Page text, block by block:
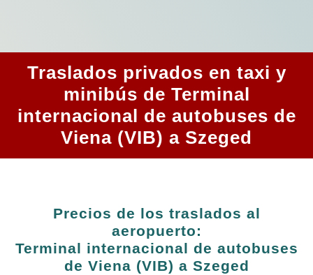
Traslados privados en taxi y
minibús de Terminal
internacional de autobuses de
Viena (VIB) a Szeged
Precios de los traslados al
aeropuerto:
Terminal internacional de autobuses
de Viena (VIB) a Szeged